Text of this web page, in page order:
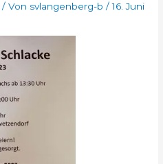
/ Von svlangenberg-b/16. Juni